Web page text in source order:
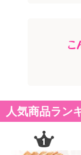
黒大豆には様々な
ラボン、アントシ
など様々な栄養素
黒大豆に含まれて
を強くしたり、脂
人気商品ラン